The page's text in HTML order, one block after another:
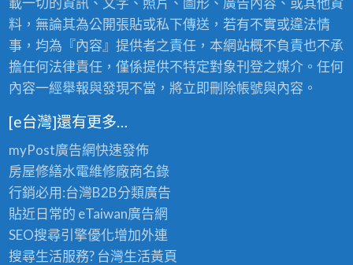
料，無論其為公開張貼或私下傳送，若有不實或違法情
事，均為『內容』提供者之責任，本網站概不負責也不承
擔任何法律責任，僅係提供不特定對象刊登之媒介。任何
內容一經舉報與發現不當，將立即刪除帳號與內容。
[e台灣]還有更多…
myPost廣告網快速發佈
房屋修繕水電維修廠商名錄
行銷必用:台灣B2B分類廣告
貼近日常的 eTaiwan廣告網
SEO搜尋引擎優化增加外連
搜尋生活服務? 台灣生活黃頁